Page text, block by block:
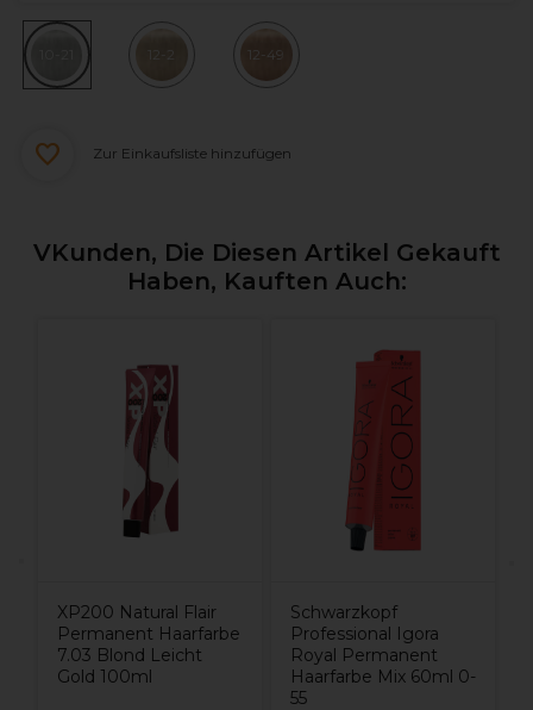
12-2 12-49
Zur Einkaufsliste hinzufügen
VKunden, Die Diesen Artikel Gekauft
Haben, Kauften Auch:
XP200 Natural Flair
Permanent Haarfarbe
7.03 Blond Leicht
Gold 100ml
Schwarzkopf
Professional Igora
Royal Permanent
Haarfarbe Mix 60ml 0-
55